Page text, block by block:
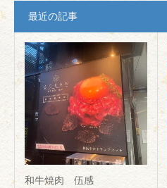
最近の記事
和牛焼肉 伍感